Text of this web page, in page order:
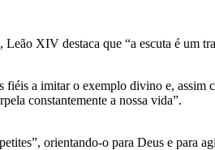
XIV destaca que “a escuta é um
a imitar o exemplo divino e, assim
constantemente a nossa vida”.
orientando-o para Deus e para